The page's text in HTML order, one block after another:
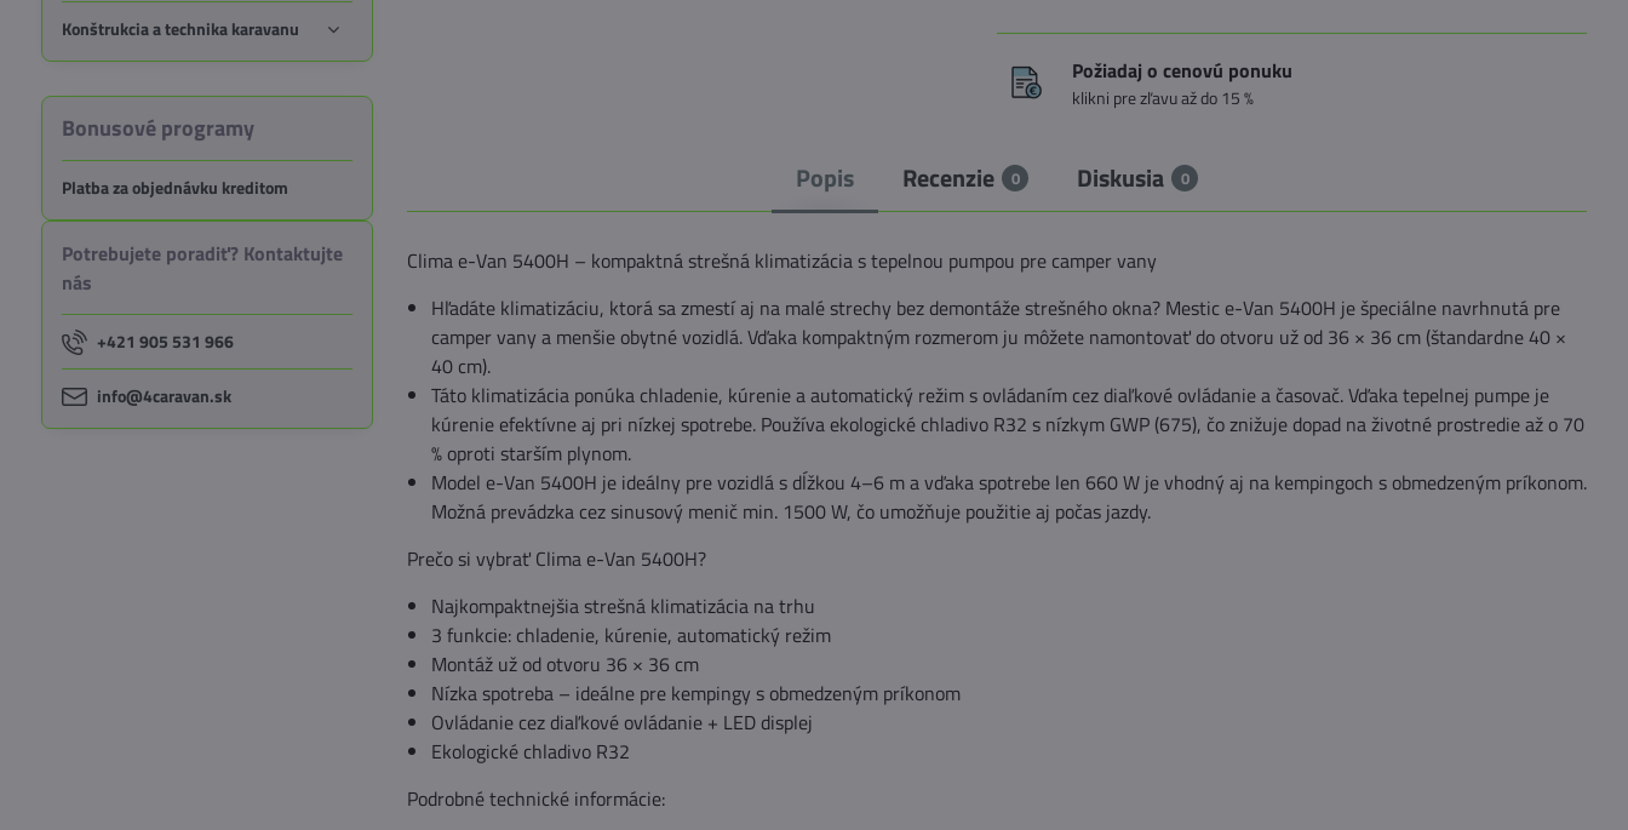
Požiadaj o cenovú ponuku
klikni pre zľavu až do 15 %
Popis Recenzie 0 Diskusia 0
Clima e-Van 5400H – kompaktná strešná klimatizácia s tepelnou pumpou pre camper vany
Hľadáte klimatizáciu, ktorá sa zmestí aj na malé strechy bez demontáže strešného okna? Mestic e-Van 5400H je špeciálne navrhnutá pre
camper vany a menšie obytné vozidlá. Vďaka kompaktným rozmerom ju môžete namontovať do otvoru už od 36 × 36 cm (štandardne 40 ×
40 cm).
Táto klimatizácia ponúka chladenie, kúrenie a automatický režim s ovládaním cez diaľkové ovládanie a časovač. Vďaka tepelnej pumpe je
kúrenie efektívne aj pri nízkej spotrebe. Používa ekologické chladivo R32 s nízkym GWP (675), čo znižuje dopad na životné prostredie až o 70
% oproti starším plynom.
Model e-Van 5400H je ideálny pre vozidlá s dĺžkou 4–6 m a vďaka spotrebe len 660 W je vhodný aj na kempingoch s obmedzeným príkonom.
Možná prevádzka cez sinusový menič min. 1500 W, čo umožňuje použitie aj počas jazdy.
Prečo si vybrať Clima e-Van 5400H?
Najkompaktnejšia strešná klimatizácia na trhu
3 funkcie: chladenie, kúrenie, automatický režim
Montáž už od otvoru 36 × 36 cm
Nízka spotreba – ideálne pre kempingy s obmedzeným príkonom
Ovládanie cez diaľkové ovládanie + LED displej
Ekologické chladivo R32
Podrobné technické informácie:
Konštrukcia a technika karavanu
Bonusové programy
Platba za objednávku kreditom
Potrebujete poradiť? Kontaktujte
nás
+421 905 531 966
info@4caravan.sk